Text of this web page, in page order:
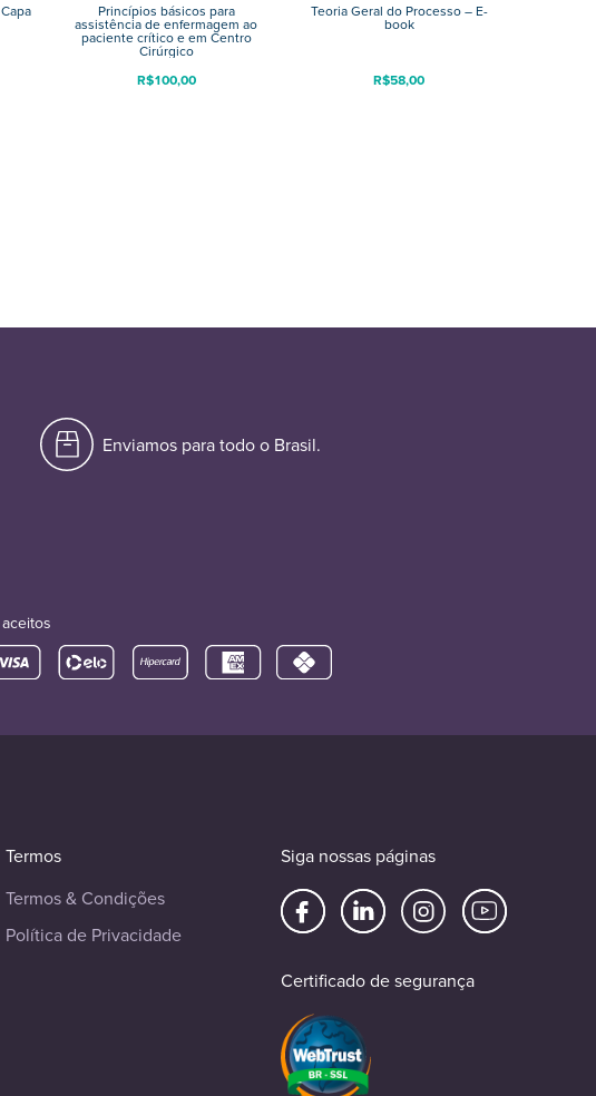
Princípios básicos para
assistência de enfermagem ao
paciente crítico e em Centro
Cirúrgico
R$100,00
Teoria Geral do Processo – E-
book
R$58,00
Enviamos para todo o Brasil.
Termos
Termos & Condições
Política de Privacidade
Siga nossas páginas
Certificado de segurança